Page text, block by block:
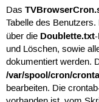
Das
Tabelle des
über die Doublette.txt
und Löschen, sowie
dokumentiert werden.
/var/spool/cron/
bearbeiten. Die